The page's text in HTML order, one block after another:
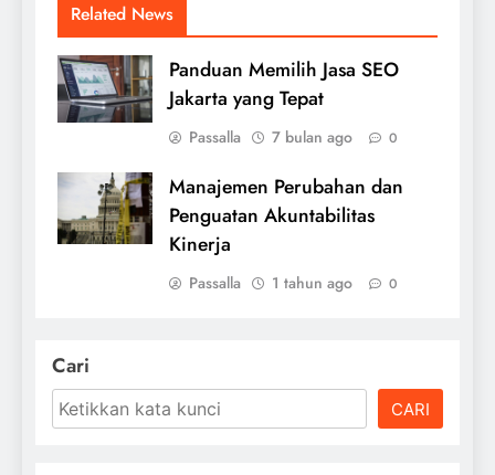
Related News
Panduan Memilih Jasa SEO
Jakarta yang Tepat
Passalla 7 bulan ago 0
Manajemen Perubahan dan
Penguatan Akuntabilitas
Kinerja
Passalla 1 tahun ago 0
Cari
CARI